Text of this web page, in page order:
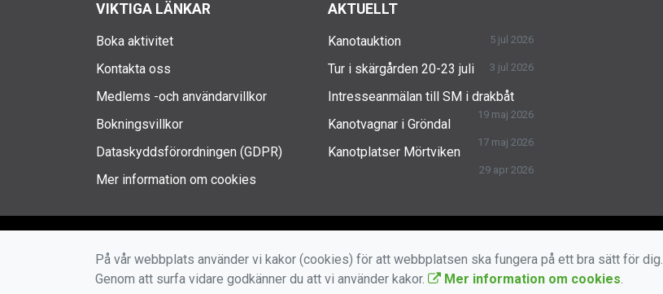
VIKTIGA LÄNKAR
Boka aktivitet
Kontakta oss
Medlems -och användarvillkor
Bokningsvillkor
Dataskyddsförordningen (GDPR)
Mer information om cookies
AKTUELLT
Kanotauktion 5 jul 2026
Tur i skärgården 20-23 juli 3 jul 2026
Intresseanmälan till SM i drakbåt
19 maj 2026
Kanotvagnar i Gröndal
17 maj 2026
Kanotplatser Mörtviken
29 apr 2026
På vår webbplats använder vi kakor (cookies) för att webbplatsen ska fungera på ett bra sätt för dig.
Genom att surfa vidare godkänner du att vi använder kakor.
Mer information om cookies.